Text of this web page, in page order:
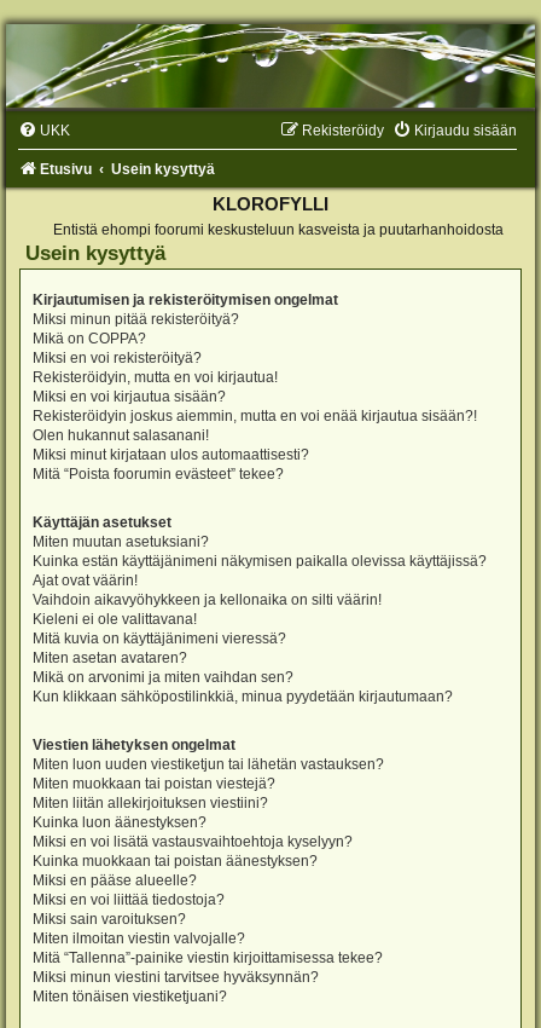
UKK Kirjaudu sisään
Rekisteröidy
Etusivu Usein kysyttyä
KLOROFYLLI
Entistä ehompi foorumi keskusteluun kasveista ja puutarhanhoidosta
Usein kysyttyä
Kirjautumisen ja rekisteröitymisen ongelmat
Miksi minun pitää rekisteröityä?
Mikä on COPPA?
Miksi en voi rekisteröityä?
Rekisteröidyin, mutta en voi kirjautua!
Miksi en voi kirjautua sisään?
Rekisteröidyin joskus aiemmin, mutta en voi enää kirjautua sisään?!
Olen hukannut salasanani!
Miksi minut kirjataan ulos automaattisesti?
Mitä “Poista foorumin evästeet” tekee?
Käyttäjän asetukset
Miten muutan asetuksiani?
Kuinka estän käyttäjänimeni näkymisen paikalla olevissa käyttäjissä?
Ajat ovat väärin!
Vaihdoin aikavyöhykkeen ja kellonaika on silti väärin!
Kieleni ei ole valittavana!
Mitä kuvia on käyttäjänimeni vieressä?
Miten asetan avataren?
Mikä on arvonimi ja miten vaihdan sen?
Kun klikkaan sähköpostilinkkiä, minua pyydetään kirjautumaan?
Viestien lähetyksen ongelmat
Miten luon uuden viestiketjun tai lähetän vastauksen?
Miten muokkaan tai poistan viestejä?
Miten liitän allekirjoituksen viestiini?
Kuinka luon äänestyksen?
Miksi en voi lisätä vastausvaihtoehtoja kyselyyn?
Kuinka muokkaan tai poistan äänestyksen?
Miksi en pääse alueelle?
Miksi en voi liittää tiedostoja?
Miksi sain varoituksen?
Miten ilmoitan viestin valvojalle?
Mitä “Tallenna”-painike viestin kirjoittamisessa tekee?
Miksi minun viestini tarvitsee hyväksynnän?
Miten tönäisen viestiketjuani?